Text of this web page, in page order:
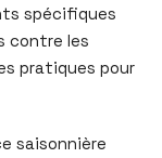
spécifiques
contre les
pratiques pour
saisonnière